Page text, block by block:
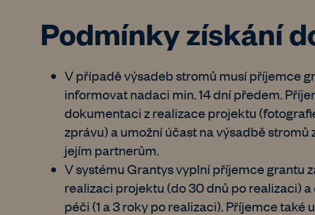
Podmínky získání
V případě výsadeb stromů musí příjemce
informovat nadaci min. 14 dní předem.
dokumentaci z realizace projektu
zprávu) a umožní účast na výsadbě
jejím partnerům.
V systému Grantys vyplní příjemce grantu
realizaci projektu (do 30 dnů po realizaci)
péči (1 a 3 roky po realizaci). Příjemce také